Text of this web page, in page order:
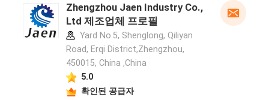
Zhengzhou Jaen Industry Co.,
Ltd 제조업체 프로필
Yard No.5, Shenglong, Qiliyan
Road, Erqi District,Zhengzhou,
450015, China ,China
5.0
확인된 공급자